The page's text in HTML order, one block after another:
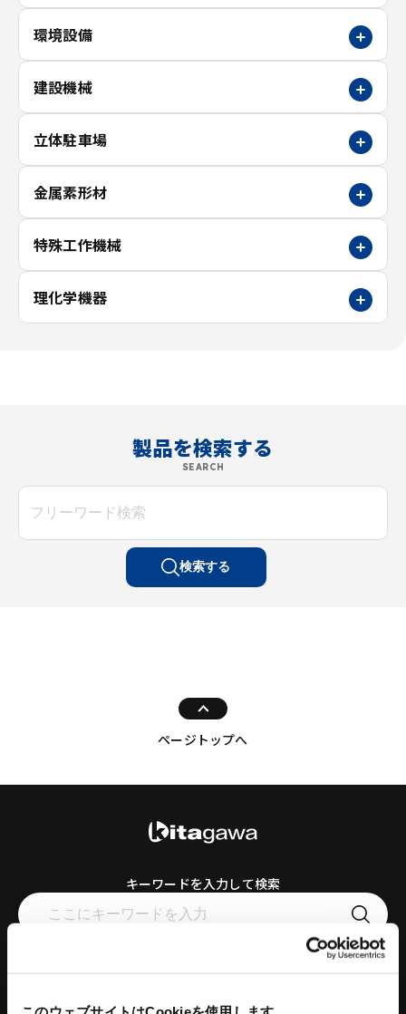
環境設備
建設機械
立体駐車場
金属素形材
特殊工作機械
理化学機器
製品を検索する
SEARCH
検索する
ページトップへ
キーワードを入力して検索
工作機器 コンクリートプラント